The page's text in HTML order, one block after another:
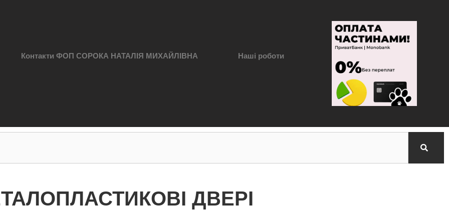
Контакти ФОП СОРОКА НАТАЛІЯ МИХАЙЛІВНА Наші роботи
ДВЕРІ